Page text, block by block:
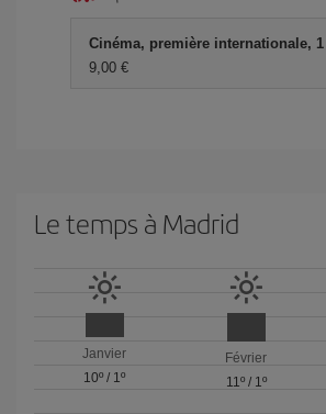
Cinéma, première internationale,
9,00 €
Le temps à Madrid
Janvier
10º / 1º
Février
11º/ 1º